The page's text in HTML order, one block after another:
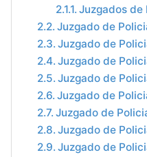
Juzgados de
Juzgado de
Juzgado de
Juzgado de
Juzgado de
Juzgado de
Juzgado de
Juzgado de
Juzgado de